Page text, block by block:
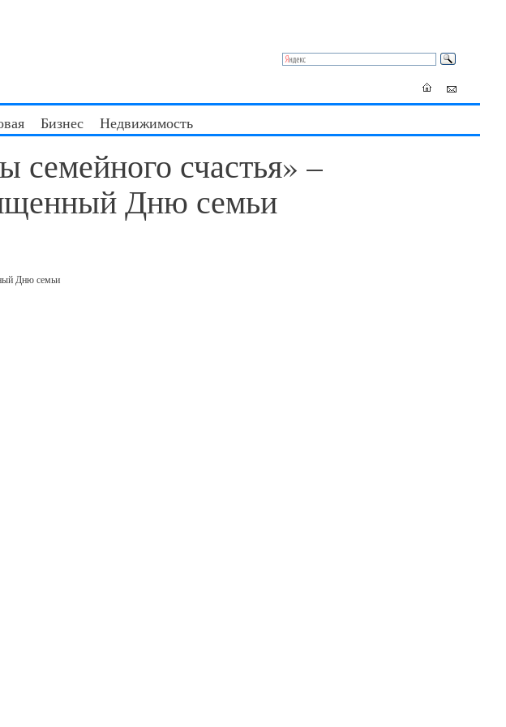
Бизнес Недвижимость
семейного счастья» –
Дню семьи
Дню семьи